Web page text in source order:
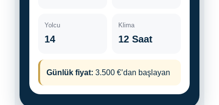
Yolcu
14
Klima
12 Saat
Günlük fiyat: 3.500 €’dan başlayan